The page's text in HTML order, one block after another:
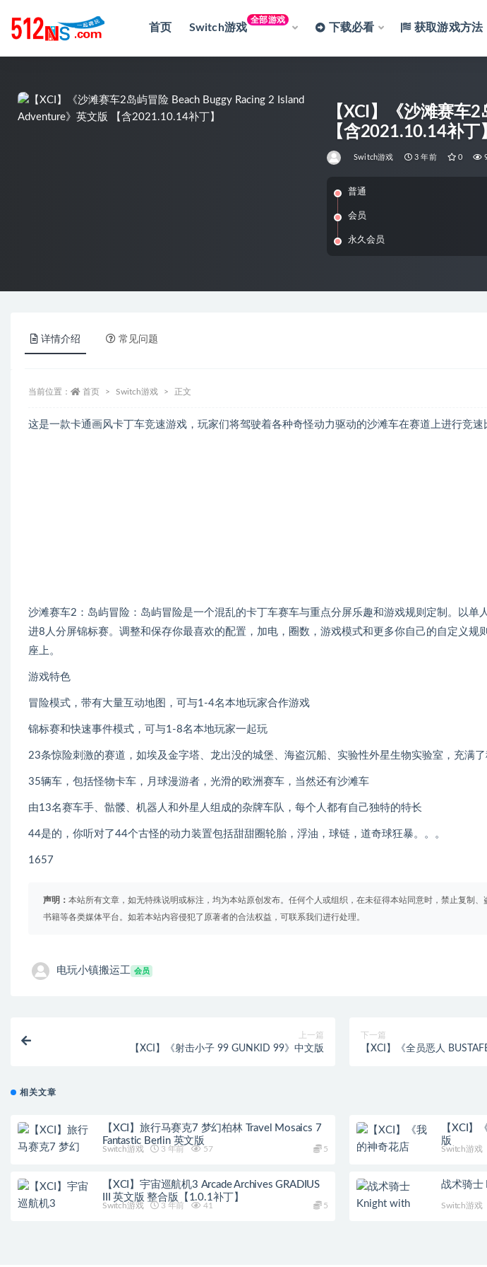
首页 Switch游戏
全部游戏
下载必看 获取游戏方法
【XCI】《沙滩赛车
【含2021.10.14补丁
Switch游戏 3 年前 0
普通
会员
永久会员
详情介绍 常见问题
当前位置： 首页 Switch游戏 正文
这是一款卡通画风卡丁车竞速游戏，玩家们将驾驶着各种奇怪动力驱动的沙滩车在赛道上进行竞速
沙滩赛车2：岛屿冒险：岛屿冒险是一个混乱的卡丁车赛车与重点分屏乐趣和游戏规则定制。以单
进8人分屏锦标赛。调整和保存你最喜欢的配置，加电，圈数，游戏模式和更多你自己的自定义规
座上。
游戏特色
冒险模式，带有大量互动地图，可与1-4名本地玩家合作游戏
锦标赛和快速事件模式，可与1-8名本地玩家一起玩
23条惊险刺激的赛道，如埃及金字塔、龙出没的城堡、海盗沉船、实验性外星生物实验室，充满
35辆车，包括怪物卡车，月球漫游者，光滑的欧洲赛车，当然还有沙滩车
由13名赛车手、骷髅、机器人和外星人组成的杂牌车队，每个人都有自己独特的特长
44是的，你听对了44个古怪的动力装置包括甜甜圈轮胎，浮油，球链，道奇球狂暴。。。
1657
声明： 本站所有文章，如无特殊说明或标注，均为本站原创发布。任何个人或组织，在未征得本站同意时，禁止复制、
书籍等各类媒体平台。如若本站内容侵犯了原著者的合法权益，可联系我们进行处理。
电玩小镇搬运工 会员
上一篇
【XCI】《射击小子 99 GUNKID 99》中文版
下一篇
【XCI】《全员恶人
相关文章
【XCI】旅行马赛克7 梦幻柏林 Travel Mosaics 7
Fantastic Berlin 英文版
Switch游戏 3 年前 57 5
【XCI】
版
Switch游戏
【XCI】宇宙巡航机3 Arcade Archives GRADIUS
III 英文版 整合版【1.0.1补丁】
Switch游戏 3 年前 41 5 Switch游戏